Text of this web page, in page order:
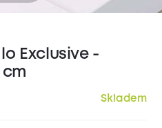
Exclusive -
cm
Skladem